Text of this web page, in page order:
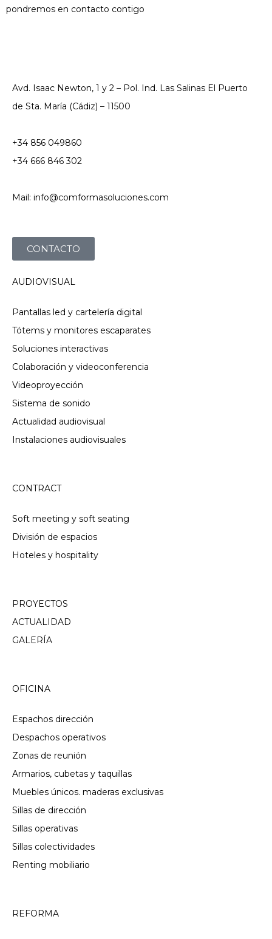
pondremos en contacto contigo
Avd. Isaac Newton, 1 y 2 – Pol. Ind. Las Salinas El Puerto
de Sta. María (Cádiz) – 11500
+34 856 049860
+34 666 846 302
Mail: info@comformasoluciones.com
CONTACTO
AUDIOVISUAL
Pantallas led y cartelería digital
Tótems y monitores escaparates
Soluciones interactivas
Colaboración y videoconferencia
Videoproyección
Sistema de sonido
Actualidad audiovisual
Instalaciones audiovisuales
CONTRACT
Soft meeting y soft seating
División de espacios
Hoteles y hospitality
PROYECTOS
ACTUALIDAD
GALERÍA
OFICINA
Espachos dirección
Despachos operativos
Zonas de reunión
Armarios, cubetas y taquillas
Muebles únicos. maderas exclusivas
Sillas de dirección
Sillas operativas
Sillas colectividades
Renting mobiliario
REFORMA